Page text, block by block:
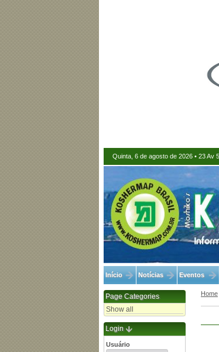
Início Notícias Eventos
Page Categories
Show all
Login
Usuário
Home